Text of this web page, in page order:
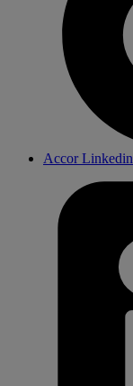
Accor Linkedin